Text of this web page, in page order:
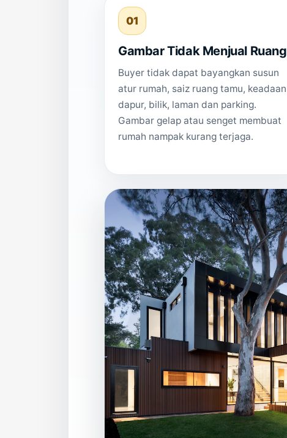
01
Gambar Tidak Menjual Ruang
Buyer tidak dapat bayangkan susun
atur rumah, saiz ruang tamu, keadaan
dapur, bilik, laman dan parking.
Gambar gelap atau senget membuat
rumah nampak kurang terjaga.